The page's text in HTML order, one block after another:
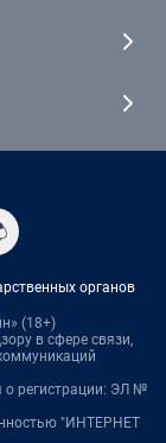
органов
(18+)
в сфере связи,
о регистрации: ЭЛ №
"ИНТЕРНЕТ